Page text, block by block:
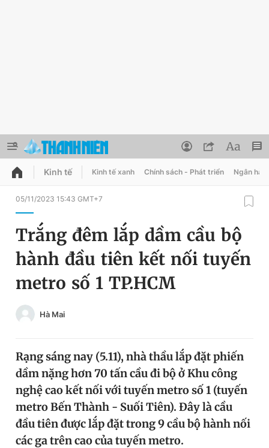
QUẢNG CÁO
Chuyên mục
Chuyên mục khác
Chào ngày mới
Tin 360
Video Magazine
Sản phẩm khác
Đổi mật khẩu
Tin đã lưu
Kinh tế Kinh tế xanh Chính sách - Phát triển Ngân
05/11/2023 15:43 GMT+7
Trắng đêm lắp dầm cầu bộ
hành đầu tiên kết nối tuyến
metro số 1 TP.HCM
Hà Mai
Rạng sáng nay (5.11), nhà thầu lắp đặt phiến
dầm nặng hơn 70 tấn cầu đi bộ ở Khu công
nghệ cao kết nối với tuyến metro số 1 (tuyến
metro Bến Thành - Suối Tiên). Đây là cầu
đầu tiên được lắp đặt trong 9 cầu bộ hành nối
các ga trên cao của tuyến metro.